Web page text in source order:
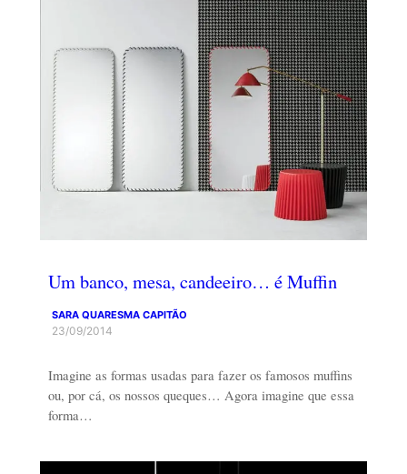
Um banco, mesa, candeeiro… é Muffin
SARA QUARESMA CAPITÃO
23/09/2014
Imagine as formas usadas para fazer os famosos muffins
ou, por cá, os nossos queques… Agora imagine que essa
forma…